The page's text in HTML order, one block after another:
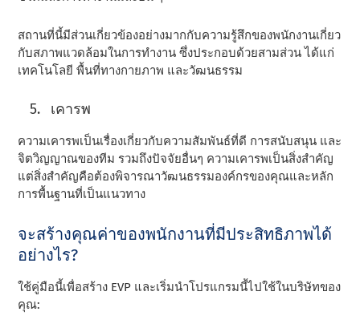
สถานที่นี้มีส่วนเกี่ยวข้องอย่างมากกับความรู้สึกของพนักงานเกี่ยว
กับสภาพแวดล้อมในการทํางาน ซึ่งประกอบด้วยสามส่วน ได้แก่
เทคโนโลยี พื้นที่ทางกายภาพ และวัฒนธรรม
เคารพ
ความเคารพเป็นเรื่องเกี่ยวกับความสัมพันธ์ที่ดี การสนับสนุน และ
จิตวิญญาณของทีม รวมถึงปัจจัยอื่นๆ ความเคารพเป็นสิ่งสําคัญ
แต่สิ่งสําคัญคือต้องพิจารณาวัฒนธรรมองค์กรของคุณและหลัก
การพื้นฐานที่เป็นแนวทาง
จะสร้างคุณค่าของพนักงานที่มีประสิทธิภาพได้
อย่างไร?
ใช้คู่มือนี้เพื่อสร้าง EVP และเริ่มนําโปรแกรมนี้ไปใช้ในบริษัทของ
คุณ: